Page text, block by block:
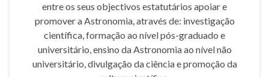
entre os seus objectivos estatutários apoiar e
promover a Astronomia, através de: investigação
científica, formação ao nível pós-graduado e
universitário, ensino da Astronomia ao nível não
universitário, divulgação da ciência e promoção da